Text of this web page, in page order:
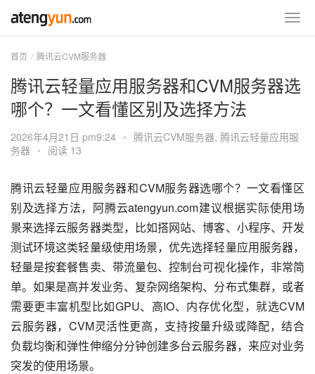
首页 腾讯云CVM服务器
腾讯云轻量应用服务器和CVM服务器选
哪个？一文看懂区别及选择方法
2026年4月21日 pm9:24 • 腾讯云CVM服务器, 腾讯云轻量应用服
务器 • 阅读 13
腾讯云轻量应用服务器和CVM服务器选哪个？一文看懂区
别及选择方法，阿腾云atengyun.com建议根据实际使用场
景来选择云服务器类型，比如搭网站、博客、小程序、开发
测试环境这类轻量级使用场景，优先选择轻量应用服务器，
轻量是按套餐售卖、带流量包、控制台可视化操作，非常简
单。如果是高并发业务、复杂网络架构、分布式集群，或者
需要更丰富机型比如GPU、高IO、内存优化型，就选CVM
云服务器，CVM灵活性更高，支持按量升级或降配，结合
负载均衡和弹性伸缩分分钟创建多台云服务器，来应对业务
突发的使用场景。